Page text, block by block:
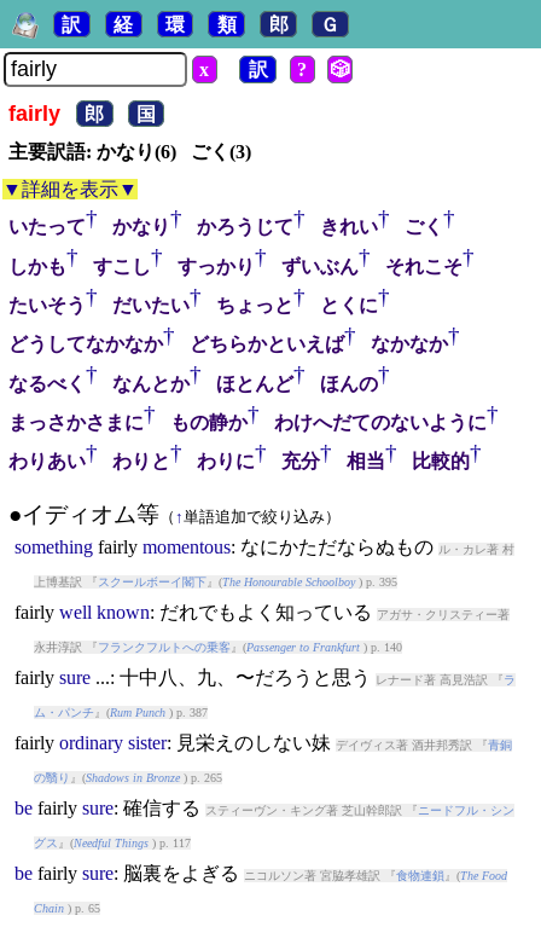
訳 経 環 類 郎 Ｇ
x 訳 ? 🎲
fairly 郎
国
主要訳語: かなり(6) ごく(3)
▼詳細を表示▼
いたって† かなり† かろうじて† きれい† ごく †
しかも† すこし† すっかり† ずいぶん† それこそ†
たいそう† だいたい† ちょっと† とくに†
どうしてなかなか† どちらかといえば† なかなか†
なるべく † なんとか† ほとんど† ほんの†
まっさかさまに† もの静か† わけへだてのないように†
わりあい† わりと† わりに† 充分† 相当† 比較的†
●イディオム等（ ↑単語追加で絞り込み）
something fairly momentous: なにかただならぬもの ル・カレ著 村
上博基訳 『 スクールボーイ閣下 』(The Honourable Schoolboy) p. 395
fairly well known: だれでもよく知っている アガサ・クリスティー著
永井淳訳 『 フランクフルトへの乗客 』(Passenger to Frankfurt) p. 140
fairly sure...: 十中八、九、〜だろうと思う レナード著 高見浩訳 『 ラ
ム・パンチ 』(Rum Punch) p. 387
fairly ordinary sister: 見栄えのしない妹 デイヴィス著 酒井邦秀訳 『青銅
の翳り 』(Shadows in Bronze) p. 265
be fairly sure: 確信する スティーヴン・キング著 芝山幹郎訳 『 ニードフル・シン
グス 』(Needful Things) p. 117
be fairly sure: 脳裏をよぎる ニコルソン著 宮脇孝雄訳 『食物連鎖 』(The Food
Chain) p. 65